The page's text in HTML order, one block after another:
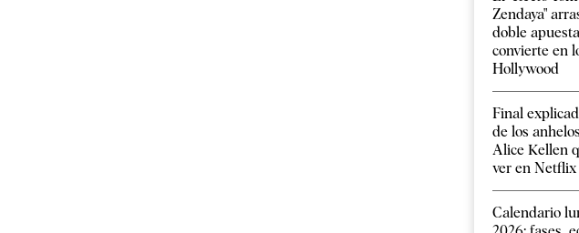
Zendaya"
doble
convierte en
Hollywood
Final
de los
Alice Kellen
ver en Netflix
Calendario